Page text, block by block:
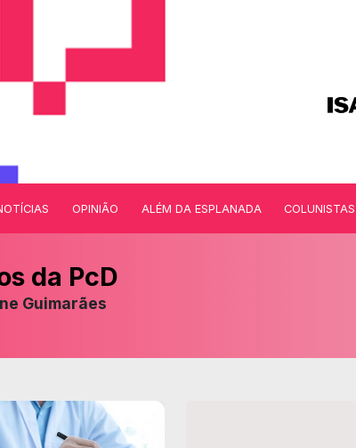
OPINIÃO ALÉM DA ESPLANADA COLUNISTAS
da PcD
Guimarães